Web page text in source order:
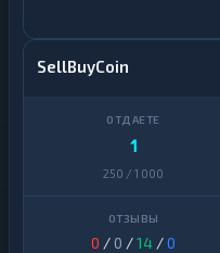
SellBuyCoin
1
250 / 1 000
0 / 0 /14 /0